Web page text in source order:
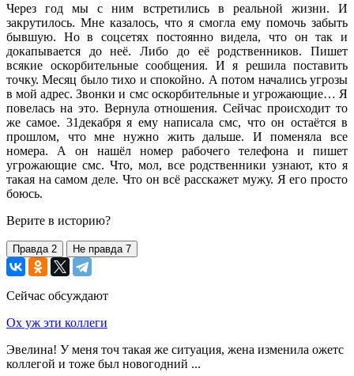
Через год мы с ним встретились в реальной жизни. И
закрутилось. Мне казалось, что я смогла ему помочь забыть
бывшую. Но в соцсетях постоянно видела, что он так и
докапывается до неё. Либо до её родственников. Пишет
всякие оскорбительные сообщения. И я решила поставить
точку. Месяц было тихо и спокойно. А потом начались угрозы
в мой адрес. Звонки и смс оскорбительные и угрожающие… Я
повелась на это. Вернула отношения. Сейчас происходит то
же самое. 31декабря я ему написала смс, что он остаётся в
прошлом, что мне нужно жить дальше. И поменяла все
номера. А он нашёл номер рабочего телефона и пишет
угрожающие смс. Что, мол, все родственники узнают, кто я
такая на самом деле. Что он всё расскажет мужу. Я его просто
боюсь.
Верите в историю?
Правда 2 Не правда 7
Сейчас обсуждают
Ох уж эти коллеги
Эвелина! У меня точ такая же ситуация, жена изменила ожетс
коллегой и тоже был новогодний ...